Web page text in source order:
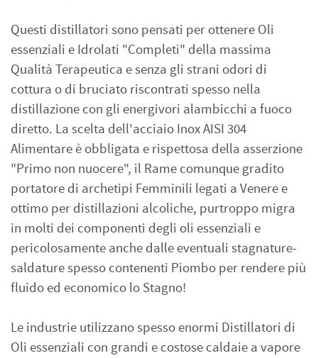
Questi distillatori sono pensati per ottenere Oli
essenziali e Idrolati "Completi" della massima
Qualità Terapeutica e senza gli strani odori di
cottura o di bruciato riscontrati spesso nella
distillazione con gli energivori alambicchi a fuoco
diretto. La scelta dell'acciaio Inox AISI 304
Alimentare è obbligata e rispettosa della asserzione
"Primo non nuocere", il Rame comunque gradito
portatore di archetipi Femminili legati a Venere e
ottimo per distillazioni alcoliche, purtroppo migra
in molti dei componenti degli oli essenziali e
pericolosamente anche dalle eventuali stagnature-
saldature spesso contenenti Piombo per rendere più
fluido ed economico lo Stagno!
Le industrie utilizzano spesso enormi Distillatori di
Oli essenziali con grandi e costose caldaie a vapore